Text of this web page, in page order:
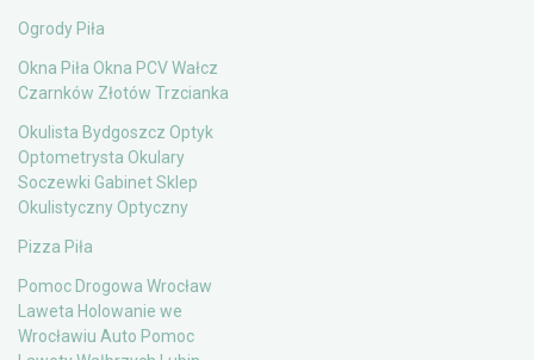
Ogrody Piła
Okna Piła Okna PCV Wałcz
Czarnków Złotów Trzcianka
Okulista Bydgoszcz Optyk
Optometrysta Okulary
Soczewki Gabinet Sklep
Okulistyczny Optyczny
Pizza Piła
Pomoc Drogowa Wrocław
Laweta Holowanie we
Wrocławiu Auto Pomoc